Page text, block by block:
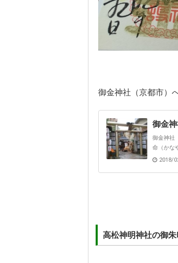
御金神社（京都市）
御金
御金神社
命（かな
2018/
高松神明神社の御